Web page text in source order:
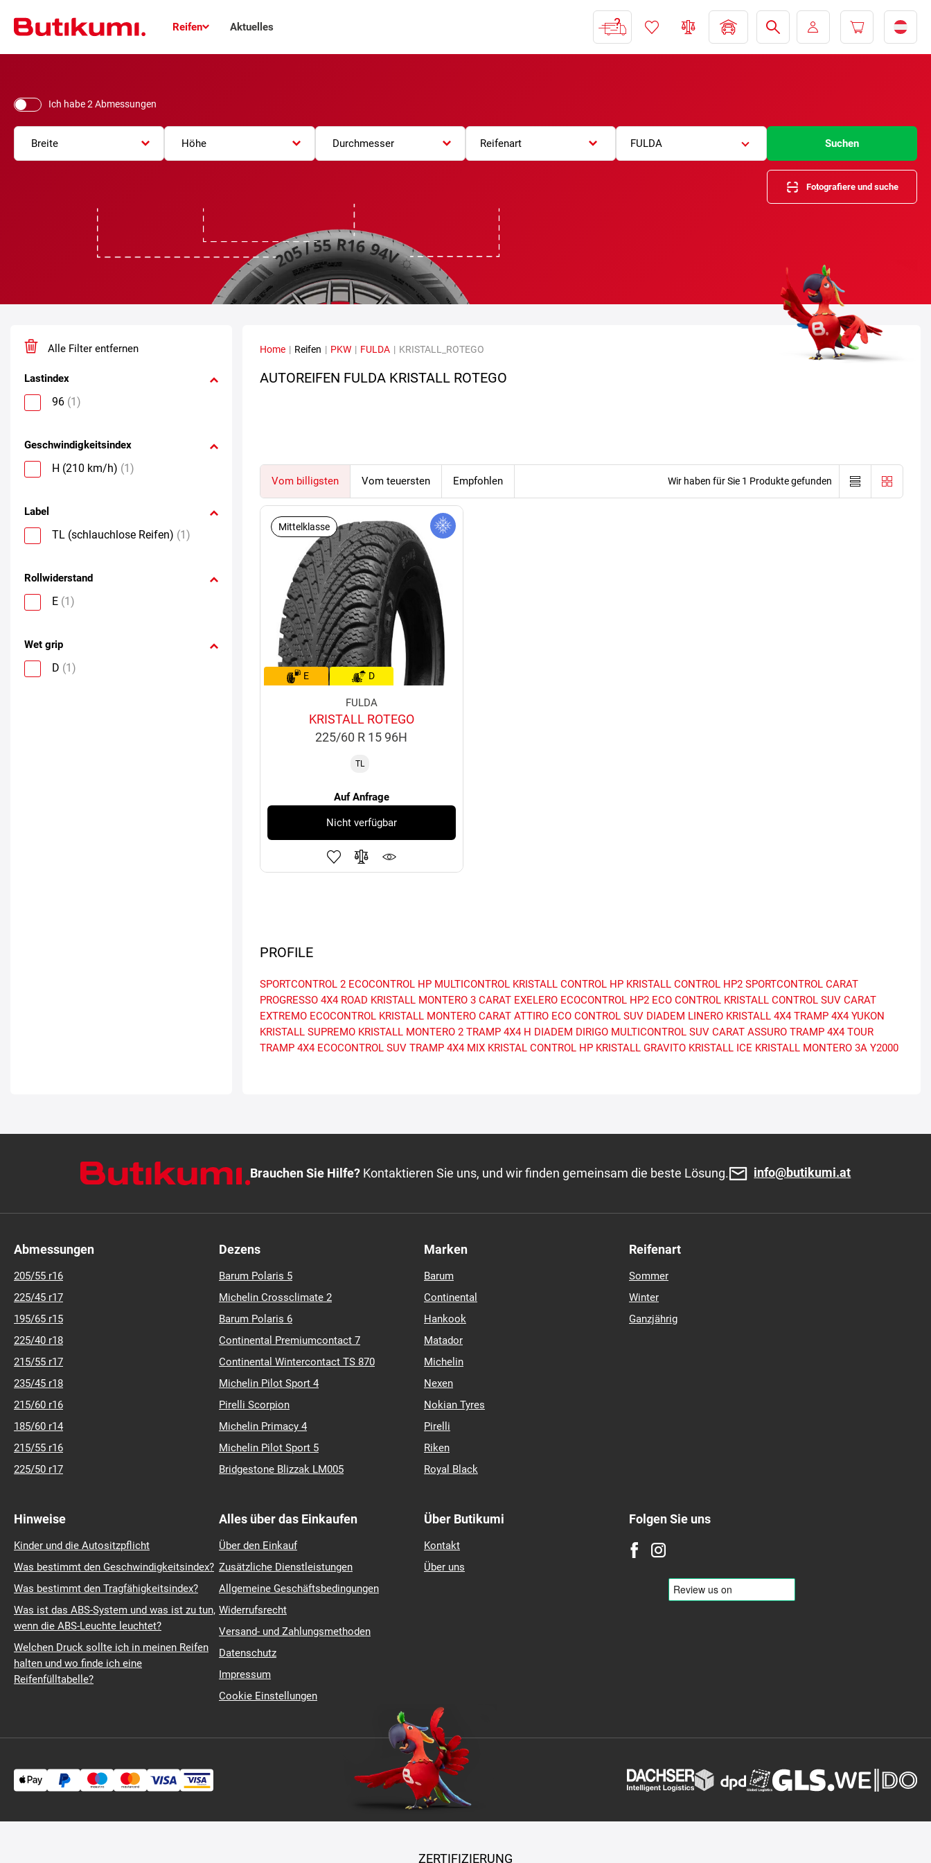
Reifen Aktuelles
Ich habe 2 Abmessungen
Breite Höhe Durchmesser Reifenart FULDA Suchen
Fotografiere und suche
Alle Filter entfernen
Lastindex
96 (1)
Geschwindigkeitsindex
H (210 km/h) (1)
Label
TL (schlauchlose Reifen) (1)
Rollwiderstand
E (1)
Wet grip
D (1)
Home | Reifen | PKW | FULDA | KRISTALL_ROTEGO
AUTOREIFEN FULDA KRISTALL ROTEGO
Vom billigsten Vom teuersten Empfohlen Wir haben für Sie 1 Produkte gefunden
Mittelklasse
E D
FULDA
KRISTALL ROTEGO
225/60 R 15 96H
TL
Auf Anfrage
Nicht verfügbar
PROFILE
SPORTCONTROL 2 ECOCONTROL HP MULTICONTROL KRISTALL CONTROL HP KRISTALL CONTROL HP2 SPORTCONTROL CARAT
PROGRESSO 4X4 ROAD KRISTALL MONTERO 3 CARAT EXELERO ECOCONTROL HP2 ECO CONTROL KRISTALL CONTROL SUV CARAT
EXTREMO ECOCONTROL KRISTALL MONTERO CARAT ATTIRO ECO CONTROL SUV DIADEM LINERO KRISTALL 4X4 TRAMP 4X4 YUKON
KRISTALL SUPREMO KRISTALL MONTERO 2 TRAMP 4X4 H DIADEM DIRIGO MULTICONTROL SUV CARAT ASSURO TRAMP 4X4 TOUR
TRAMP 4X4 ECOCONTROL SUV TRAMP 4X4 MIX KRISTAL CONTROL HP KRISTALL GRAVITO KRISTALL ICE KRISTALL MONTERO 3A Y2000
Brauchen Sie Hilfe? Kontaktieren Sie uns, und wir finden gemeinsam die beste Lösung. info@butikumi.at
Abmessungen
205/55 r16
225/45 r17
195/65 r15
225/40 r18
215/55 r17
235/45 r18
215/60 r16
185/60 r14
215/55 r16
225/50 r17
Dezens
Barum Polaris 5
Michelin Crossclimate 2
Barum Polaris 6
Continental Premiumcontact 7
Continental Wintercontact TS 870
Michelin Pilot Sport 4
Pirelli Scorpion
Michelin Primacy 4
Michelin Pilot Sport 5
Bridgestone Blizzak LM005
Marken
Barum
Continental
Hankook
Matador
Michelin
Nexen
Nokian Tyres
Pirelli
Riken
Royal Black
Reifenart
Sommer
Winter
Ganzjährig
Hinweise
Kinder und die Autositzpflicht
Was bestimmt den Geschwindigkeitsindex?
Was bestimmt den Tragfähigkeitsindex?
Was ist das ABS-System und was ist zu tun,
wenn die ABS-Leuchte leuchtet?
Welchen Druck sollte ich in meinen Reifen
halten und wo finde ich eine
Reifenfülltabelle?
Alles über das Einkaufen
Über den Einkauf
Zusätzliche Dienstleistungen
Allgemeine Geschäftsbedingungen
Widerrufsrecht
Versand- und Zahlungsmethoden
Datenschutz
Impressum
Cookie Einstellungen
Über Butikumi
Kontakt
Über uns
Folgen Sie uns
ZERTIFIZIERUNG